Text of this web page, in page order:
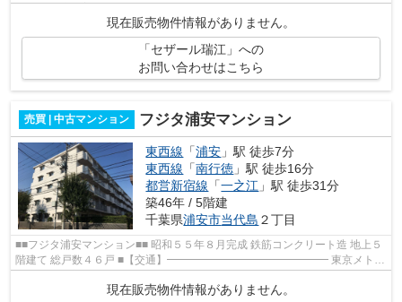
長期修繕計画案有り■ ■平成25...
現在販売物件情報がありません。
「セザール瑞江」への
お問い合わせはこちら
売買 | 中古マンション フジタ浦安マンション
東西線 「浦安 」駅 徒歩7分
東西線 「南行徳 」駅 徒歩16分
都営新宿線 「一之江 」駅 徒歩31分
築46年 / 5階建
千葉県浦安市当代島 ２丁目
■■フジタ浦安マンション■■ 昭和５５年８月完成 鉄筋コンクリート造 地上５
階建て 総戸数４６戸 ■【交通】━━━━━━━━━━━━━━━ 東京メトロ
東西線【浦安】駅より徒歩７分 ■【ライフイン...
現在販売物件情報がありません。